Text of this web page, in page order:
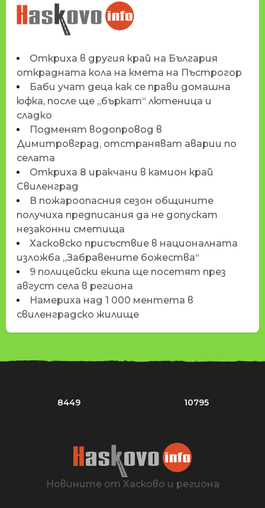
НОВИНИТЕ НА
HASKOVO.INFO
Откриха в другия край на България
открадната кола на кмета на Пъстрогор
Баби учат деца как се прави домашна
юфка, после ще „бъркат“ лютеница и
сладко
Подменят водопровод в
Димитровград, отстраняват аварии по
селата
Откриха 8 иракчани в камион край
Свиленград
В пожароопасния сезон общините
получиха предписания да не допускат
незаконни сметища
Хасковско присъствие в националната
изложба „Забравените божества“
9 полицейски екипа ще посетят през
август села в региона
Намериха над 1 000 ментета в
свиленградско жилище
8449 10795
Новините от Хасково и региона